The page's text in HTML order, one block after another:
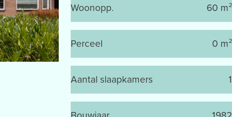
Woonopp. 60 m²
Perceel 0 m²
Aantal slaapkamers 1